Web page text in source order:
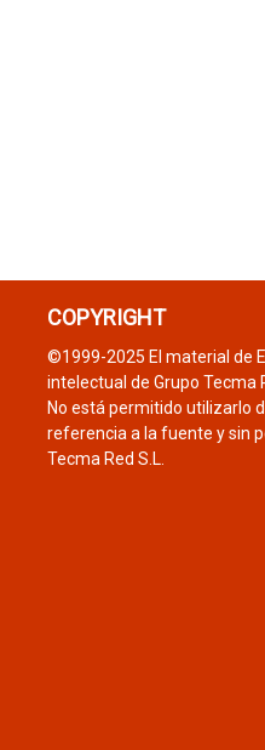
COPYRIGHT
©1999-2025 El material de
intelectual de Grupo Tecma
No está permitido utilizarlo
referencia a la fuente y sin
Tecma Red S.L.